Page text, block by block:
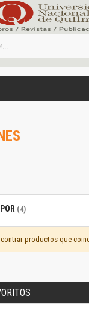
productos que